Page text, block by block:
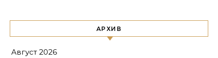
АРХИВ
Август 2026